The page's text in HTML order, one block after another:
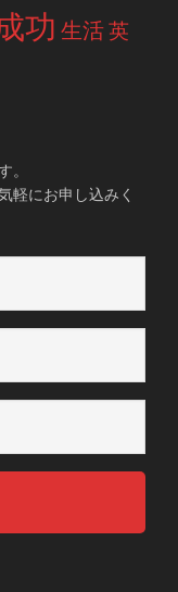
功 生活英
軽にお申し込みく